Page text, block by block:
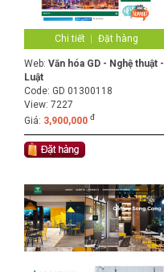
Chi tiết Đặt hàng
Web: Văn hóa GD - Nghệ thuật -
Luật
Code: GD 01300118
View: 7227
Giá: 3,900,000 đ